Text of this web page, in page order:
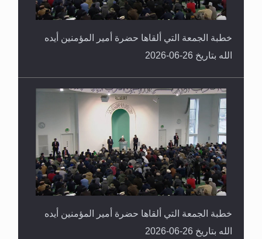
خطبة الجمعة التي ألقاها حضرة أمير المؤمنين أيده
الله بتاريخ 26-06-2026
خطبة الجمعة التي ألقاها حضرة أمير المؤمنين أيده
الله بتاريخ 26-06-2026